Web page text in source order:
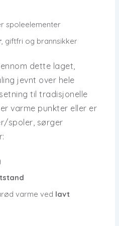
spoleelementer
, giftfri og brannsikker
dette laget,
jevnt over hele
til tradisjonelle
varme punkter eller er
spoler, sørger
varme ved lavt